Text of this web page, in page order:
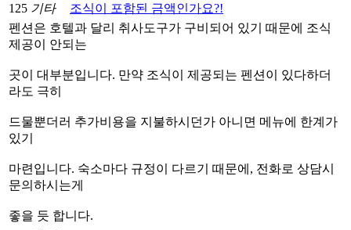
125 기타
조식이 포함된 금액인가요?!
펜션은 호텔과 달리 취사도구가 구비되어 있기 때문에 조식
제공이 안되는
곳이 대부분입니다. 만약 조식이 제공되는 펜션이 있다하더
라도 극히
드물뿐더러 추가비용을 지불하시던가 아니면 메뉴에 한계가
있기
마련입니다. 숙소마다 규정이 다르기 때문에, 전화로 상담시
문의하시는게
좋을 듯 합니다.